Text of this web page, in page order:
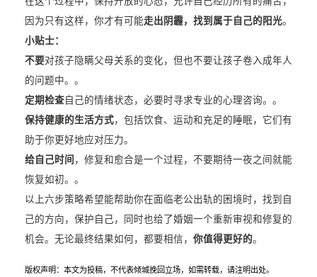
因为只有这样，你才有可能走出阴霾，找到属于自己的阳光。
小贴士：
不要对孩子隐瞒父母关系的变化，但也不要让孩子卷入成年人
的问题中。。
定期检查自己的情绪状态，必要时寻求专业的心理咨询。。
保持健康的生活方式，包括饮食、运动和充足的睡眠，它们有
助于你更好地应对压力。
给自己时间 ，修复和愈合是一个过程，不要期待一夜之间就能
恢复如初。。
以上六步策略希望能帮助你在面临老公出轨的困境时，找到自
己的方向，保护自己，同时也给了婚姻一个重新审视和修复的
机会。无论最终结果如何，都要相信， 你值得更好的。
版权声明：本文为投稿，不代表倾城挽回立场，如需转载，请注明出处。